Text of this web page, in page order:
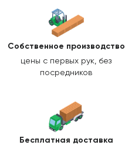
Собственное производство
цены с первых рук, без
посредников
Бесплатная доставка